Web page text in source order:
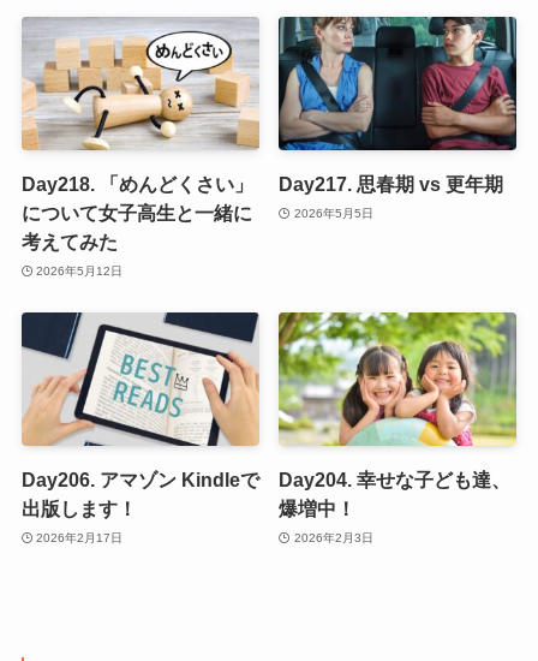
Day218. 「めんどくさい」
について女子高生と一緒に
考えてみた
2026年5月12日
Day217. 思春期 vs 更年期
2026年5月5日
Day206. アマゾン Kindleで
出版します！
2026年2月17日
Day204. 幸せな子ども達、
爆増中！
2026年2月3日